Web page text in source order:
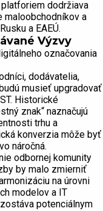
dodržiava
maloobchodníkov a
a EAEÚ.
Výzvy
označovania
dodávatelia,
musieť upgradovať
Historické
znak“ naznačujú
trhu a
konverzia môže byť
náročná.
odbornej komunity
by malo zmierniť
na úrovni
modelov a IT
potenciálnym